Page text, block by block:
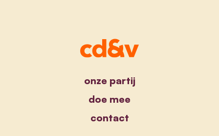
onze partij
doe mee
contact